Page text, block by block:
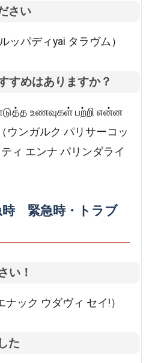
さい
ッパディyai タラヴム）
すめはありますか？
உணவுகள் பற்றி என்ன
ウンガルク パリサーコッ
ィ エンナ パリンダライ
時 緊急時・トラブ
い！
ック ウダヴィ セイ!）
た